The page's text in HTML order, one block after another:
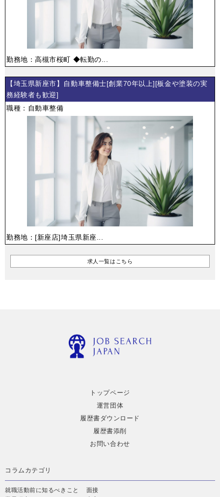
勤務地：高槻市桜町 ◆転勤の...
【埼玉県新座市】自動車整備士[創業70年以上][板金や塗装の実
務経験者も歓迎]
職種：自動車整備
勤務地：[新座店]埼玉県新座...
求人一覧はこちら
トップページ
運営団体
履歴書ダウンロード
履歴書添削
お問い合わせ
コラムカテゴリ
就職活動前に知るべきこと
面接